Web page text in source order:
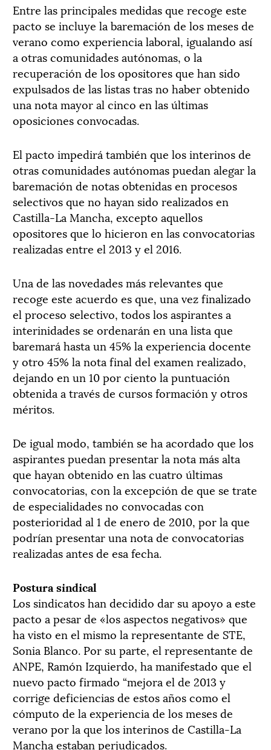
Entre las principales medidas que recoge este
pacto se incluye la baremación de los meses de
verano como experiencia laboral, igualando así
a otras comunidades autónomas, o la
recuperación de los opositores que han sido
expulsados de las listas tras no haber obtenido
una nota mayor al cinco en las últimas
oposiciones convocadas.
El pacto impedirá también que los interinos de
otras comunidades autónomas puedan alegar la
baremación de notas obtenidas en procesos
selectivos que no hayan sido realizados en
Castilla-La Mancha, excepto aquellos
opositores que lo hicieron en las convocatorias
realizadas entre el 2013 y el 2016.
Una de las novedades más relevantes que
recoge este acuerdo es que, una vez finalizado
el proceso selectivo, todos los aspirantes a
interinidades se ordenarán en una lista que
baremará hasta un 45% la experiencia docente
y otro 45% la nota final del examen realizado,
dejando en un 10 por ciento la puntuación
obtenida a través de cursos formación y otros
méritos.
De igual modo, también se ha acordado que los
aspirantes puedan presentar la nota más alta
que hayan obtenido en las cuatro últimas
convocatorias, con la excepción de que se trate
de especialidades no convocadas con
posterioridad al 1 de enero de 2010, por la que
podrían presentar una nota de convocatorias
realizadas antes de esa fecha.
Postura sindical
Los sindicatos han decidido dar su apoyo a este
pacto a pesar de «los aspectos negativos» que
ha visto en el mismo la representante de STE,
Sonia Blanco. Por su parte, el representante de
ANPE, Ramón Izquierdo, ha manifestado que el
nuevo pacto firmado “mejora el de 2013 y
corrige deficiencias de estos años como el
cómputo de la experiencia de los meses de
verano por la que los interinos de Castilla-La
Mancha estaban perjudicados.